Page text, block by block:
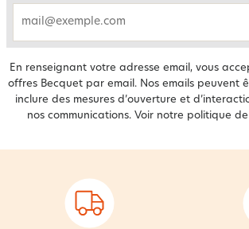
En renseignant votre adresse email, vous
offres Becquet par email. Nos emails peuvent
inclure des mesures d’ouverture et
nos communications. Voir notre politique